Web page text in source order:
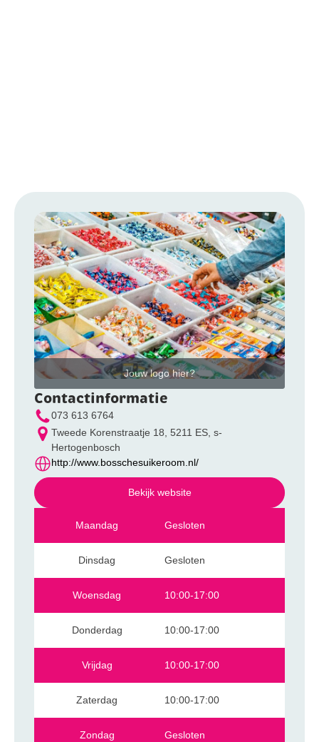
Jouw logo hier?
Contactinformatie
073 613 6764
Tweede Korenstraatje 18, 5211 ES, s-
Hertogenbosch
http://www.bosschesuikeroom.nl/
Bekijk website
Maandag Gesloten
Dinsdag Gesloten
Woensdag 10:00-17:00
Donderdag 10:00-17:00
Vrijdag 10:00-17:00
Zaterdag 10:00-17:00
Zondag Gesloten